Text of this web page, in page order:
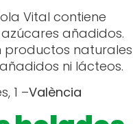
Vital contiene
añadidos.
productos naturales
ni lácteos.
1 –València